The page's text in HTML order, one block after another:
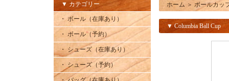
▼ カテゴリー
・ ボール（在庫あり）
・ ボール（予約）
・ シューズ（在庫あり）
・ シューズ（予約）
ホーム ＞ ボールカッ
▼ Columbia Ball Cup